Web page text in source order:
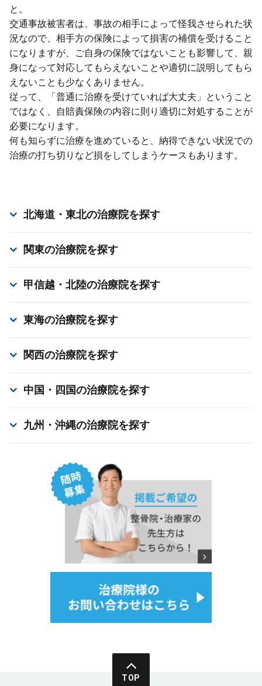
と。
交通事故被害者は、事故の相⼿によって怪我させられた状
況なので、相⼿⽅の保険によって損害の補償を受けること
になりますが、ご⾃⾝の保険ではないことも影響して、親
⾝になって対応してもらえないことや適切に説明してもら
えないことも少なくありません。
従って、「普通に治療を受けていれば⼤丈夫」ということ
ではなく、⾃賠責保険の内容に則り適切に対処することが
必要になります。
何も知らずに治療を進めていると、納得できない状況での
治療の打ち切りなど損をしてしまうケースもあります。
北海道・東北の治療院を探す
関東の治療院を探す
甲信越・北陸の治療院を探す
東海の治療院を探す
関西の治療院を探す
中国・四国の治療院を探す
九州・沖縄の治療院を探す
TOP